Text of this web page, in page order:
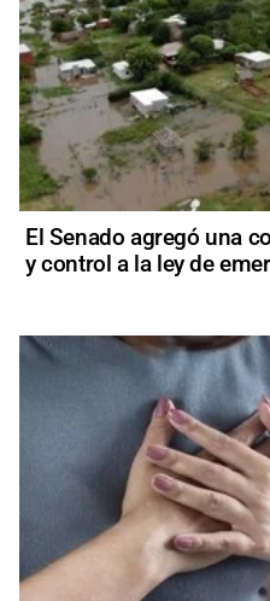
El Senado agregó una
y control a la ley de